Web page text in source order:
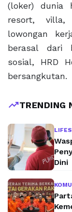
(loker) dunia
resort,
lowongan
berasal dari
sosial, HRD
bersangkutan.
trending_upTRENDING
Dini